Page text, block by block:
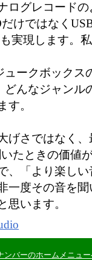
ログレコード
けではなく
実現します。
ークボックス
どんなジャンル
す。
げさではなく、
たときの価値
、「より楽し
一度その音を
思います。
バーのホームメニュー